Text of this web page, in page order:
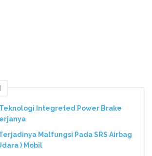
Integreted Power Brake
Malfungsi Pada SRS Airbag
) Mobil